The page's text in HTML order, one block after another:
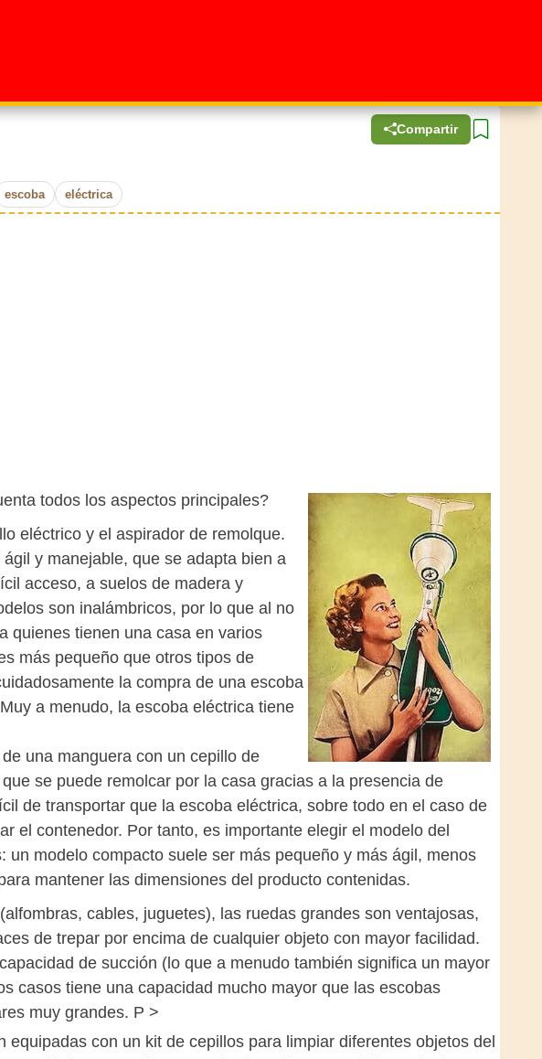
Compartir
escoba eléctrica
todos los aspectos principales?
eléctrico y el aspirador de remolque.
y manejable, que se adapta bien a
acceso, a suelos de madera y
son inalámbricos, por lo que al no
quienes tienen una casa en varios
más pequeño que otros tipos de
la compra de una escoba
a menudo, la escoba eléctrica tiene
una manguera con un cepillo de
se puede remolcar por la casa gracias a la presencia de
de transportar que la escoba eléctrica, sobre todo en el caso de
el contenedor. Por tanto, es importante elegir el modelo del
modelo compacto suele ser más pequeño y más ágil, menos
mantener las dimensiones del producto contenidas.
cables, juguetes), las ruedas grandes son ventajosas,
de trepar por encima de cualquier objeto con mayor facilidad.
de succión (lo que a menudo también significa un mayor
casos tiene una capacidad mucho mayor que las escobas
muy grandes. P >
con un kit de cepillos para limpiar diferentes objetos del